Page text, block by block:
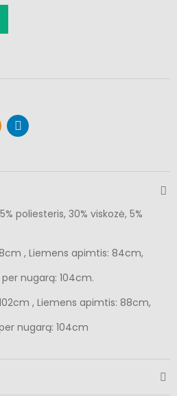
poliesteris, 30% viskozė, 5%
, Liemens apimtis: 84cm,
nugarą: 104cm.
, Liemens apimtis: 88cm,
nugarą: 104cm